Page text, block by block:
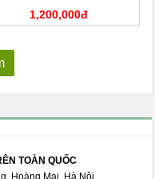
1,200,000đ
TOÀN QUỐC